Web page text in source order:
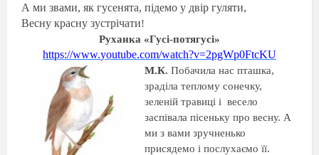
А ми звами, як гусенята, підемо у двір гуляти,
Весну красну зустрічати!
Руханка «Гусі-потягусі»
https://www.youtube.com/watch?v=2pgWp0FtcKU
М.К. Побачила нас пташка,
зраділа теплому сонечку,
зеленій травиці і весело
заспівала пісеньку про весну. А
ми з вами зручненько
присядемо і послухаємо її.